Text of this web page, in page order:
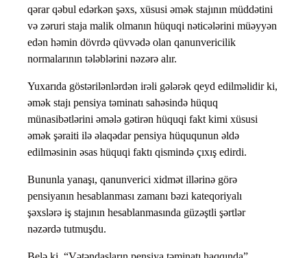
qərar qəbul edərkən şəxs, xüsusi əmək stajının müddətini
və zəruri staja malik olmanın hüquqi nəticələrini müəyyən
edən həmin dövrdə qüvvədə olan qanunvericilik
normalarının tələblərini nəzərə alır.
Yuxarıda göstərilənlərdən irəli gələrək qeyd edilməlidir ki,
əmək stajı pensiya təminatı sahəsində hüquq
münasibətlərini əmələ gətirən hüquqi fakt kimi xüsusi
əmək şəraiti ilə əlaqədar pensiya hüququnun əldə
edilməsinin əsas hüquqi faktı qismində çıxış edirdi.
Bununla yanaşı, qanunverici xidmət illərinə görə
pensiyanın hesablanması zamanı bəzi kateqoriyalı
şəxslərə iş stajının hesablanmasında güzəştli şərtlər
nəzərdə tutmuşdu.